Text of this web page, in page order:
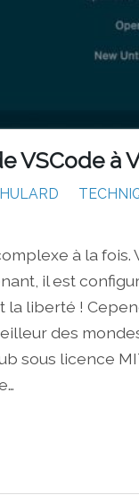
VSCode à
à la
il est
liberté !
des
sous licence